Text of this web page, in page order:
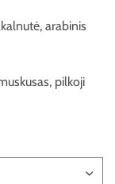
arabinis
pilkoji